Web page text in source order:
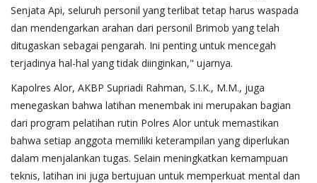
Senjata Api, seluruh personil yang terlibat tetap harus waspada
dan mendengarkan arahan dari personil Brimob yang telah
ditugaskan sebagai pengarah. Ini penting untuk mencegah
terjadinya hal-hal yang tidak diinginkan," ujarnya.
Kapolres Alor, AKBP Supriadi Rahman, S.I.K., M.M., juga
menegaskan bahwa latihan menembak ini merupakan bagian
dari program pelatihan rutin Polres Alor untuk memastikan
bahwa setiap anggota memiliki keterampilan yang diperlukan
dalam menjalankan tugas. Selain meningkatkan kemampuan
teknis, latihan ini juga bertujuan untuk memperkuat mental dan